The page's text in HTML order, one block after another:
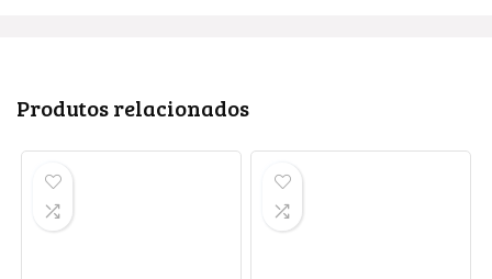
Produtos relacionados